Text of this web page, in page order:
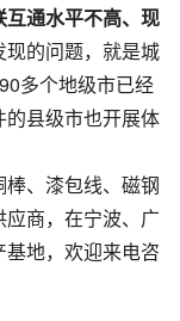
通水平不高、现
现的问题，就是城
多个地级市已经
县级市也开展体
、漆包线、磁钢
商，在宁波、广
地，欢迎来电咨